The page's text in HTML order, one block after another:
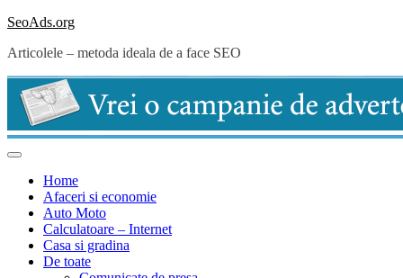
Skip
content
SeoAds.org
Articolele – metoda ideala de a face SEO
Home
Afaceri si economie
Auto Moto
Calculatoare – Internet
Casa si gradina
De toate